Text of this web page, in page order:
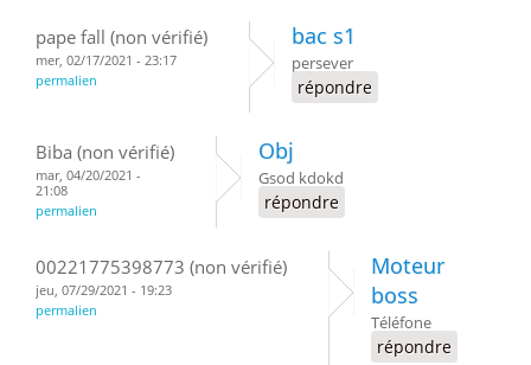
pape fall (non vérifié)
mer, 02/17/2021 - 23:17
permalien
bac s1
persever
répondre
Biba (non vérifié)
mar, 04/20/2021 -
21:08
permalien
Obj
Gsod kdokd
répondre
00221775398773 (non vérifié)
jeu, 07/29/2021 - 19:23
permalien
Moteur
boss
Téléfone
répondre